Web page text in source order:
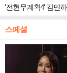
스페셜